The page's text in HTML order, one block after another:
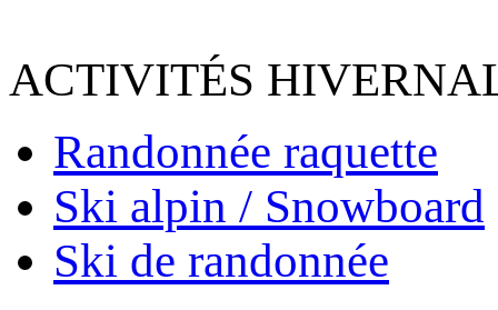
ACTIVITÉS
Randonnée raquette
Ski alpin / Snowboard
Ski de randonnée